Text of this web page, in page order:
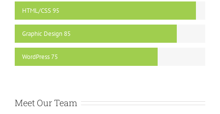
HTML/CSS95
Graphic Design 85
WordPress75
Meet Our Team